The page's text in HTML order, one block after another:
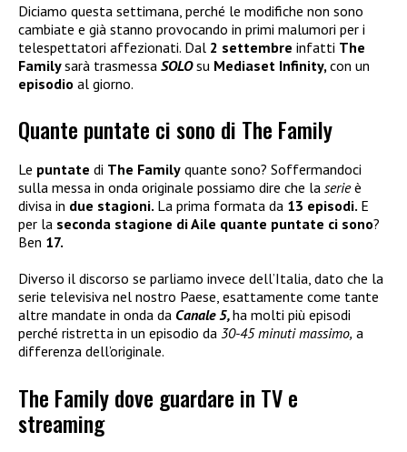
Diciamo questa settimana, perché le modifiche non sono
cambiate e già stanno provocando in primi malumori per i
telespettatori affezionati. Dal 2 settembre infatti The
Familysarà trasmessa SOLOsu Mediaset Infinity, con un
episodio al giorno.
Quante puntate ci sono di The Family
Le puntate di The Family quante sono? Soffermandoci
sulla messa in onda originale possiamo dire che la serieè
divisa in due stagioni. La prima formata da 13 episodi. E
per la seconda stagione di Aile quante puntate ci sono?
Ben 17.
Diverso il discorso se parliamo invece dell’Italia, dato che la
serie televisiva nel nostro Paese, esattamente come tante
altre mandate in onda da Canale 5,ha molti più episodi
perché ristretta in un episodio da 30-45 minuti massimo, a
differenza dell’originale.
The Family dove guardare in TV e
streaming